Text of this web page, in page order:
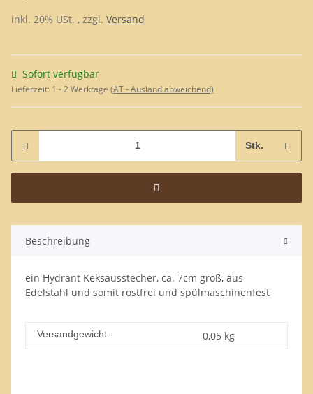
inkl. 20% USt. , zzgl. Versand
Sofort verfügbar
Lieferzeit: 1 - 2 Werktage (AT - Ausland abweichend)
Stk.
Beschreibung
ein Hydrant Keksausstecher, ca. 7cm groß, aus
Edelstahl und somit rostfrei und spülmaschinenfest
Versandgewicht: 0,05 kg